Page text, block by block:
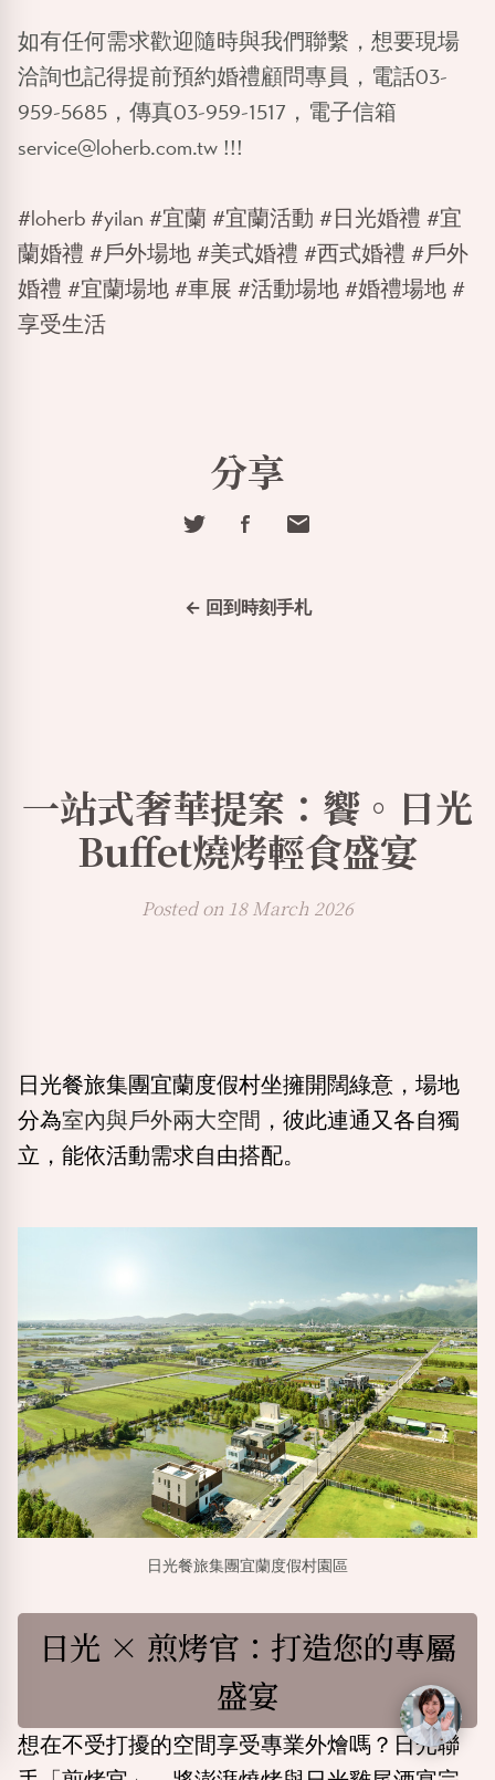
如有任何需求歡迎隨時與我們聯繫，想要現場
洽詢也記得提前預約婚禮顧問專員，電話03-
959-5685，傳真03-959-1517，電子信箱
service@loherb.com.tw !!!
#loherb #yilan #宜蘭 #宜蘭活動 #日光婚禮 #宜
蘭婚禮 #戶外場地 #美式婚禮 #西式婚禮 #戶外
婚禮 #宜蘭場地 #車展 #活動場地 #婚禮場地 #
享受生活
分享
← 回到時刻手札
一站式奢華提案：饗。日光
Buffet燒烤輕食盛宴
Posted on 18 March 2026
日光餐旅集團宜蘭度假村坐擁開闊綠意，場地
分為室內與戶外兩大空間 ，彼此連通又各自獨
立，能依活動需求自由搭配。
日光餐旅集團宜蘭度假村園區
日光 × 煎烤官 ：打造您的專屬
盛宴
想在不受打擾的空間享受專業外燴嗎？日光聯